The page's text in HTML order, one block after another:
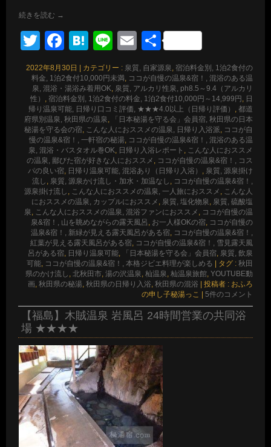
続きを読む →
TwitterFacebook
Hatena
LineEmail
共
有
2022年8月30日 カテゴリー : 泉質, 自家源泉, 宿泊料金別, 1泊2食付の
料金, 1泊2食付10,000円未満, ココが自慢の温泉&宿！, 混浴のある温
泉, 混浴・湯浴み着用OK, 泉質, アルカリ性泉, ph8.5～9.4（アルカリ
性） , 宿泊料金別, 1泊2食付の料金, 1泊2食付10,000円～14,999円 , 日
帰り温泉可能, 日帰り口コミ評価, ★★★4.0以上（日帰り評価） , 都道
府県別温泉, 秋田県の温泉,
「日本秘湯を守る会」会員宿, 秋田県の日本
秘湯を守る会の宿, こんな人におススメの温泉, 日帰り入浴派, ココが自
慢の温泉&宿！, 一軒宿の秘湯, ココが自慢の温泉&宿！, 混浴のある温
泉, 混浴・バスタオル巻OK, 日帰り入浴レポート , こんな人におススメ
の温泉, 鄙びた宿が好きな人におススメ , ココが自慢の温泉&宿！, コス
パの良い宿, 日帰り温泉可能, 混浴あり（日帰り入浴） , 泉質, 源泉掛け
流し , 泉質, 源泉かけ流し・加水・加温なし , ココが自慢の温泉&宿！,
源泉掛け流し , こんな人におススメの温泉, 一人旅におススメ , こんな人
におススメの温泉, カップルにおススメ , 泉質, 塩化物泉, 泉質, 硫酸塩
泉, こんな人におススメの温泉, 混浴ファンにおススメ , ココが自慢の温
泉&宿！, 山を眺めながらの露天風呂 , お一人様OKの宿, ココが自慢の
温泉&宿！, 新緑が見える露天風呂がある宿, ココが自慢の温泉&宿！,
紅葉が見える露天風呂がある宿, ココが自慢の温泉&宿！, 雪見露天風
呂がある宿, 日帰り温泉可能, 「日本秘湯を守る会」会員宿, 泉質, 飲泉
可能, ココが自慢の温泉&宿！, 本格ジビエ料理が楽しめる タグ : 秋田
県のかけ流し , 北秋田市, 湯の沢温泉, 杣温泉, 杣温泉旅館, YOUTUBE動
画, 秋田県の秘湯, 秋田県の日帰り入浴, 秋田県の混浴
投稿者 : おふろ
の申し子秘湯っこ
5件のコメント
【福島】木賊温泉 岩風呂 24時間営業の共同浴
場 ★★★★